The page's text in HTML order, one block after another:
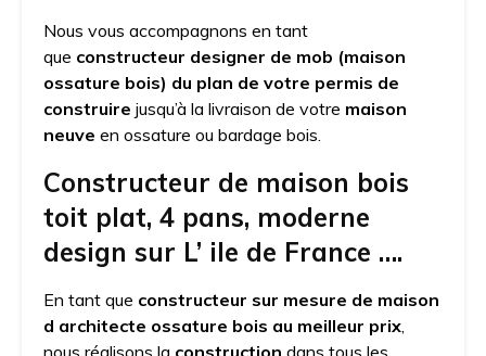
Nous vous accompagnons en tant
que constructeur designer de mob (maison
ossature bois) du plan de votre permis de
construire jusqu’à la livraison de votre maison
neuve en ossature ou bardage bois.
Constructeur de maison bois
toit plat, 4 pans, moderne
design sur L’ ile de France ….
En tant que constructeur sur mesure de maison
d architecte ossature bois au meilleur prix
nous réalisons la construction dans tous les